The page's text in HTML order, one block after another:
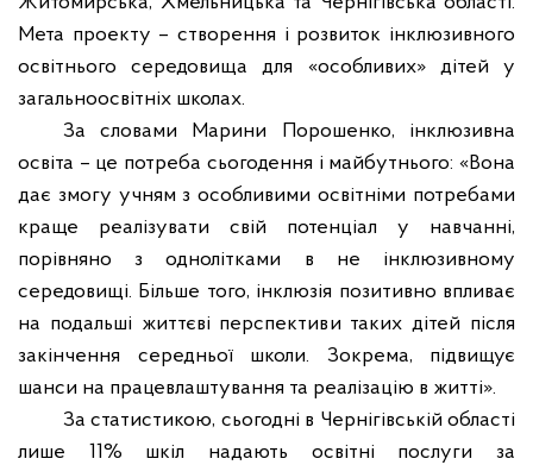
Мета проекту – створення і розвиток інклюзивного
освітнього середовища для «особливих» дітей у
загальноосвітніх школах.
За словами Марини Порошенко, інклюзивна
освіта – це потреба сьогодення і майбутнього: «Вона
дає змогу учням з особливими освітніми потребами
краще реалізувати свій потенціал у навчанні,
порівняно з однолітками в не інклюзивному
середовищі. Більше того, інклюзія позитивно впливає
на подальші життєві перспективи таких дітей після
закінчення середньої школи. Зокрема, підвищує
шанси на працевлаштування та реалізацію в житті».
За статистикою, сьогодні в Чернігівській області
лише 11% шкіл надають освітні послуги за